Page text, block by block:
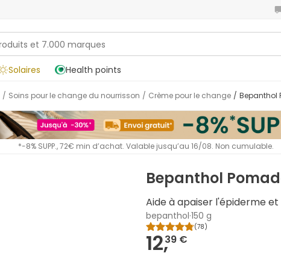
Solaires Health points
/ Soins pour le change du nourrisson / Crème pour le change /
*-8% SUPP., 72€ min d’achat. Valable jusqu’au 16/08. Non cumulable.
Bepanthol
Aide à apaiser l'épiderme
bepanthol·150 g
(78)
12,39 €